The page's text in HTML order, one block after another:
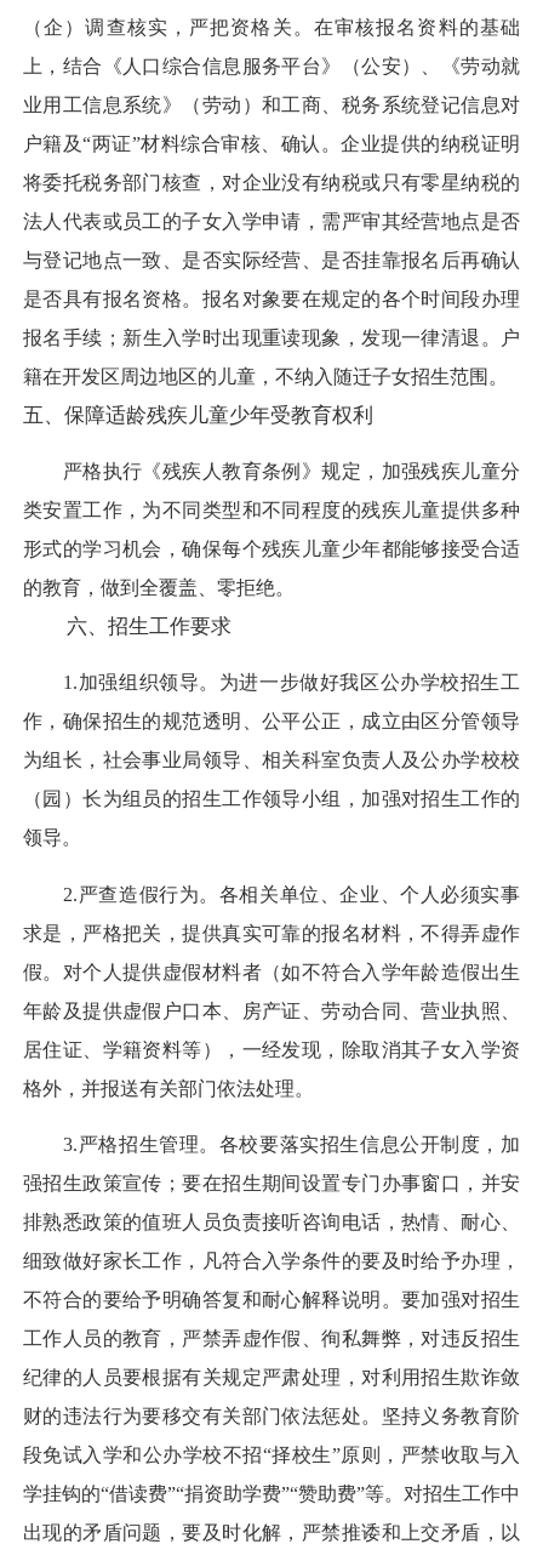
（企）调查核实，严把资格关。在审核报名资料的基础
上，结合《人口综合信息服务平台》（公安）、《劳动就
业用工信息系统》（劳动）和工商、税务系统登记信息对
户籍及“两证”材料综合审核、确认。企业提供的纳税证明
将委托税务部门核查，对企业没有纳税或只有零星纳税的
法人代表或员工的子女入学申请，需严审其经营地点是否
与登记地点一致、是否实际经营、是否挂靠报名后再确认
是否具有报名资格。报名对象要在规定的各个时间段办理
报名手续；新生入学时出现重读现象，发现一律清退。户
籍在开发区周边地区的儿童，不纳入随迁子女招生范围。
五、保障适龄残疾儿童少年受教育权利
严格执行《残疾人教育条例》规定，加强残疾儿童分
类安置工作，为不同类型和不同程度的残疾儿童提供多种
形式的学习机会，确保每个残疾儿童少年都能够接受合适
的教育，做到全覆盖、零拒绝。
六、招生工作要求
1.加强组织领导。为进一步做好我区公办学校招生工
作，确保招生的规范透明、公平公正，成立由区分管领导
为组长，社会事业局领导、相关科室负责人及公办学校校
（园）长为组员的招生工作领导小组，加强对招生工作的
领导。
2.严查造假行为。各相关单位、企业、个人必须实事
求是，严格把关，提供真实可靠的报名材料，不得弄虚作
假。对个人提供虚假材料者（如不符合入学年龄造假出生
年龄及提供虚假户口本、房产证、劳动合同、营业执照、
居住证、学籍资料等），一经发现，除取消其子女入学资
格外，并报送有关部门依法处理。
3.严格招生管理。各校要落实招生信息公开制度，加
强招生政策宣传；要在招生期间设置专门办事窗口，并安
排熟悉政策的值班人员负责接听咨询电话，热情、耐心、
细致做好家长工作，凡符合入学条件的要及时给予办理，
不符合的要给予明确答复和耐心解释说明。要加强对招生
工作人员的教育，严禁弄虚作假、徇私舞弊，对违反招生
纪律的人员要根据有关规定严肃处理，对利用招生欺诈敛
财的违法行为要移交有关部门依法惩处。坚持义务教育阶
段免试入学和公办学校不招“择校生”原则，严禁收取与入
学挂钩的“借读费”“捐资助学费”“赞助费”等。对招生工作中
出现的矛盾问题，要及时化解，严禁推诿和上交矛盾，以